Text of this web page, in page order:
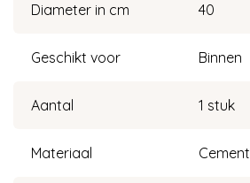
Diameter in cm 40
Geschikt voor Binnen
Aantal 1 stuk
Materiaal Cement